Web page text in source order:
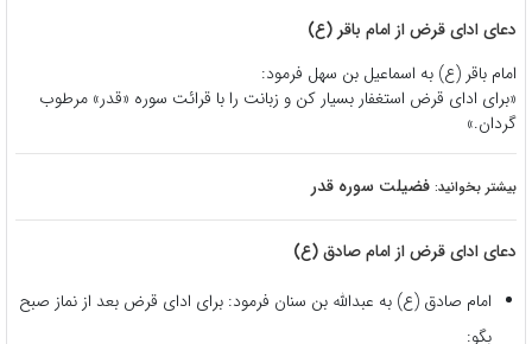
دعای ادای قرض از امام باقر (ع)
امام باقر (ع) به اسماعیل بن سهل فرمود:
«برای ادای قرض استغفار بسیار کن و زبانت را با قرائت سوره «قدر» مرطوب
گردان.»
بیشتر بخوانید: فضیلت سوره قدر
دعای ادای قرض از امام صادق (ع)
امام صادق (ع) به عبدالله بن سنان فرمود: برای ادای قرض بعد از نماز صبح
بگو: